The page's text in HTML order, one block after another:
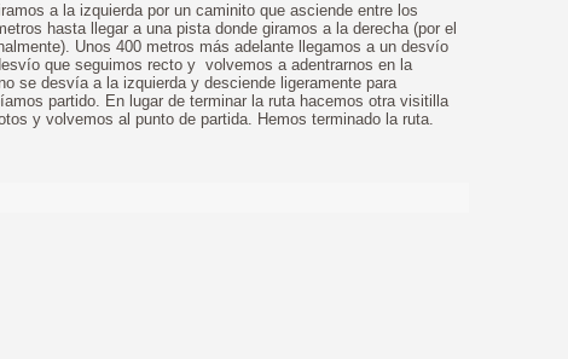
a la izquierda por un caminito que asciende entre los
hasta llegar a una pista donde giramos a la derecha (por el
Unos 400 metros más adelante llegamos a un desvío
que seguimos recto y volvemos a adentrarnos en la
se desvía a la izquierda y desciende ligeramente para
partido. En lugar de terminar la ruta hacemos otra visitilla
y volvemos al punto de partida. Hemos terminado la ruta.